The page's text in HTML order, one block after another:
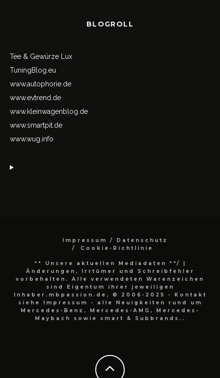
BLOGROLL
Tee & Gewürze Lux
TuningBlog.eu
www.autophorie.de
www.evtrend.de
www.kleinwagenblog.de
www.smartpit.de
www.wug.info
Impressum / Datenschutz
Cookie-Richtlinie
** Unsere aktuellen Mediadaten **/
|
Änderungen, Irrtümer und Schreibfehler
vorbehalten. Alle verwendeten Warenzeichen
sind Eigentum ihrer jeweiligen
Inhaber.mbpassion.de, © 2006-2025 - Kontakt
siehe Impressum - alle Neuigkeiten rund um
Mercedes-Benz, Mercedes-AMG, Mercedes-
Maybach sowie smart & Subbrands..